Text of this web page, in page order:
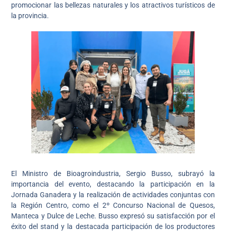
promocionar las bellezas naturales y los atractivos turísticos de
la provincia.
El Ministro de Bioagroindustria, Sergio Busso, subrayó la
importancia del evento, destacando la participación en la
Jornada Ganadera y la realización de actividades conjuntas con
la Región Centro, como el 2º Concurso Nacional de Quesos,
Manteca y Dulce de Leche. Busso expresó su satisfacción por el
éxito del stand y la destacada participación de los productores